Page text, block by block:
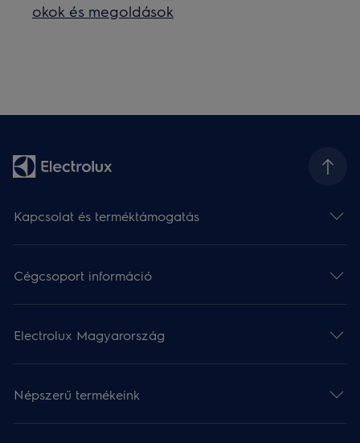
okok és megoldások
Kapcsolat és terméktámogatás
Cégcsoport információ
Electrolux Magyarország
Népszerű termékeink